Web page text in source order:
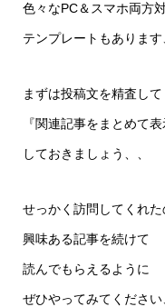
色々なPC＆スマホ両方
テンプレートもあります
まずは投稿文を精査して
『関連記事をまとめて表
しておきましょう、、
せっかく訪問してくれた
興味ある記事を続けて
読んでもらえるように
ぜひやってみてください